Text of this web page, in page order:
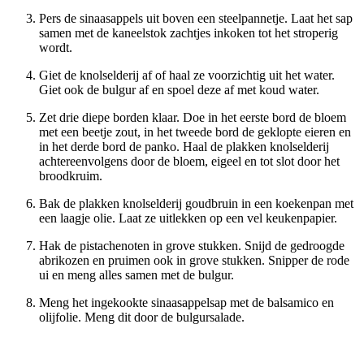
Pers de sinaasappels uit boven een steelpannetje. Laat het sap
samen met de kaneelstok zachtjes inkoken tot het stroperig
wordt.
Giet de knolselderij af of haal ze voorzichtig uit het water.
Giet ook de bulgur af en spoel deze af met koud water.
Zet drie diepe borden klaar. Doe in het eerste bord de bloem
met een beetje zout, in het tweede bord de geklopte eieren en
in het derde bord de panko. Haal de plakken knolselderij
achtereenvolgens door de bloem, eigeel en tot slot door het
broodkruim.
Bak de plakken knolselderij goudbruin in een koekenpan met
een laagje olie. Laat ze uitlekken op een vel keukenpapier.
Hak de pistachenoten in grove stukken. Snijd de gedroogde
abrikozen en pruimen ook in grove stukken. Snipper de rode
ui en meng alles samen met de bulgur.
Meng het ingekookte sinaasappelsap met de balsamico en
olijfolie. Meng dit door de bulgursalade.